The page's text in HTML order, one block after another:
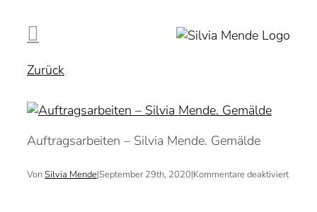
Inhalt
springen
Zurück
Auftragsarbeiten – Silvia Mende. Gemälde
VonSilvia Mende|September 29th, 2020|Kommentare deaktiviertfür